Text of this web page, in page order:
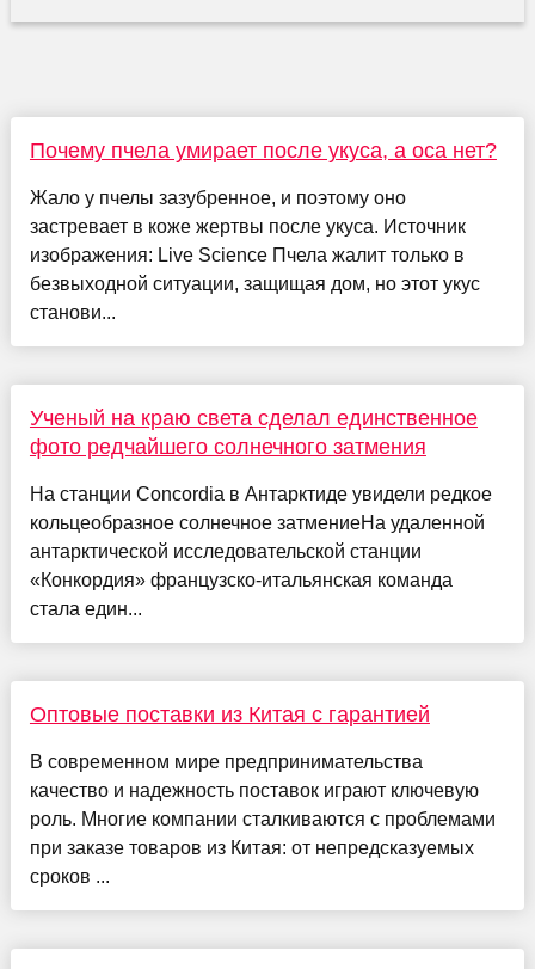
Почему пчела умирает после укуса, а оса нет?
Жало у пчелы зазубренное, и поэтому оно
застревает в коже жертвы после укуса. Источник
изображения: Live Science Пчела жалит только в
безвыходной ситуации, защищая дом, но этот укус
станови...
Ученый на краю света сделал единственное
фото редчайшего солнечного затмения
На станции Concordia в Антарктиде увидели редкое
кольцеобразное солнечное затмениеНа удаленной
антарктической исследовательской станции
«Конкордия» французско-итальянская команда
стала един...
Оптовые поставки из Китая с гарантией
В современном мире предпринимательства
качество и надежность поставок играют ключевую
роль. Многие компании сталкиваются с проблемами
при заказе товаров из Китая: от непредсказуемых
сроков ...